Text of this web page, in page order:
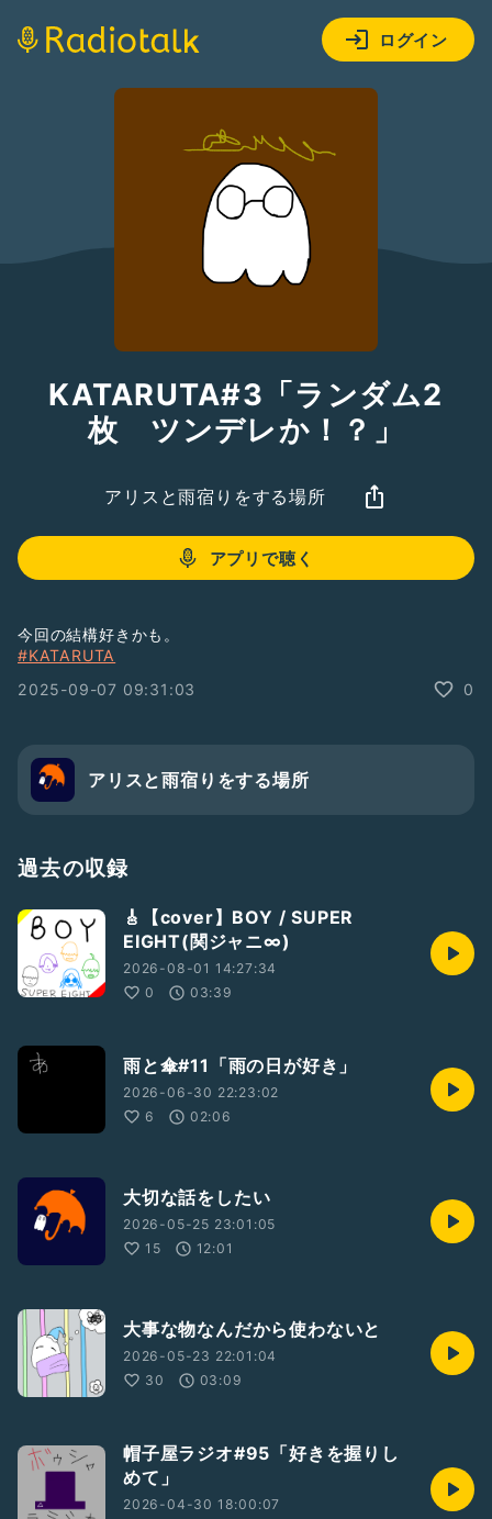
ログイン
KATARUTA#3「ランダム2
枚 ツンデレか！？」
アリスと雨宿りをする場所
アプリで聴く
今回の結構好きかも。
#KATARUTA
2025-09-07 09:31:03
0
アリスと雨宿りをする場所
過去の収録
🎸【cover】BOY / SUPER
EIGHT(関ジャニ∞)
2026-08-01 14:27:34
0
03:39
雨と傘#11「雨の日が好き」
2026-06-30 22:23:02
6
02:06
大切な話をしたい
2026-05-25 23:01:05
15
12:01
大事な物なんだから使わないと
2026-05-23 22:01:04
30
03:09
帽子屋ラジオ#95「好きを握りし
めて」
2026-04-30 18:00:07